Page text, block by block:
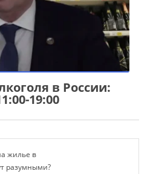
в России:
19:00
жилье в
разумными?